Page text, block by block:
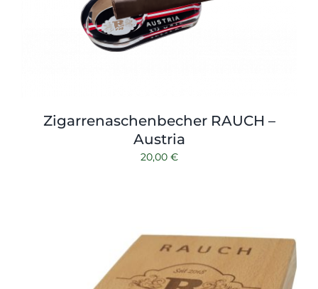
Zigarrenaschenbecher RAUCH –
Austria
20,00 €